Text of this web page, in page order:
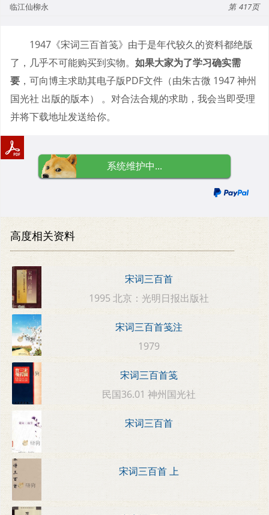
临江仙柳永
417
1947《宋词三百首笺》由于是年代较久的资料都绝版
了，几乎不可能购买到实物。 如果大家为了学习确实需
要 ，可向博主求助其电子版PDF文件（由朱古微 1947 神州
国光社 出版的版本） 。对合法合规的求助，我会当即受理
并将下载地址发送给你。
系统维护中...
高度相关资料
宋词三百首
1995 北京：光明日报出版社
宋词三百首笺注
1979
宋词三百首笺
民国36.01 神州国光社
宋词三百首
宋词三百首 上